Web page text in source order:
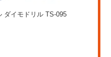
ダイモドリル TS-095